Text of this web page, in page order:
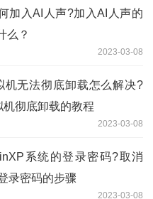
加入AI人声?加入AI人声的
么？
2023-03-08
机无法彻底卸载怎么解决?
彻底卸载的教程
2023-03-08
系统的登录密码?取消
录密码的步骤
2023-03-08